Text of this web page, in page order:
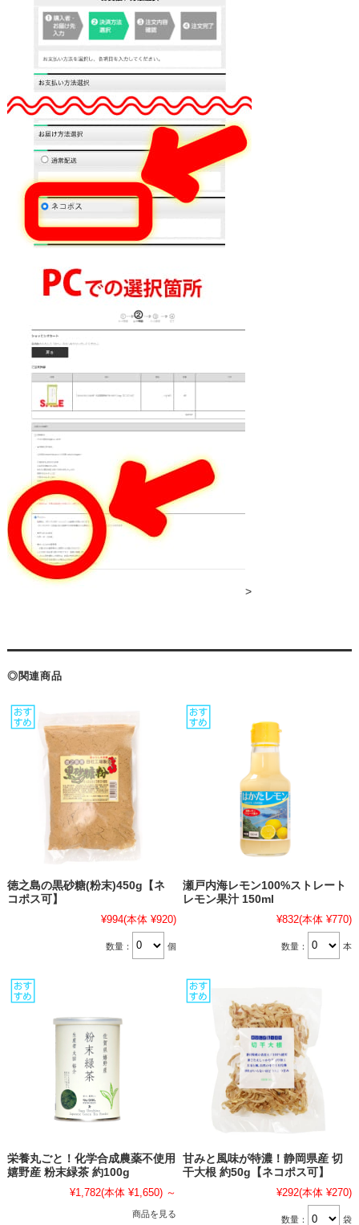
>
◎関連商品
徳之島の黒砂糖(粉末)450g【ネ
コポス可】
¥994(本体 ¥920)
数量： 個
瀬戸内海レモン100%ストレート
レモン果汁 150ml
¥832(本体 ¥770)
数量： 本
栄養丸ごと！化学合成農薬不使用
嬉野産 粉末緑茶 約100g
¥1,782(本体 ¥1,650) ～
商品を見る
甘みと風味が特濃！静岡県産 切
干大根 約50g【ネコポス可】
¥292(本体 ¥270)
数量： 袋